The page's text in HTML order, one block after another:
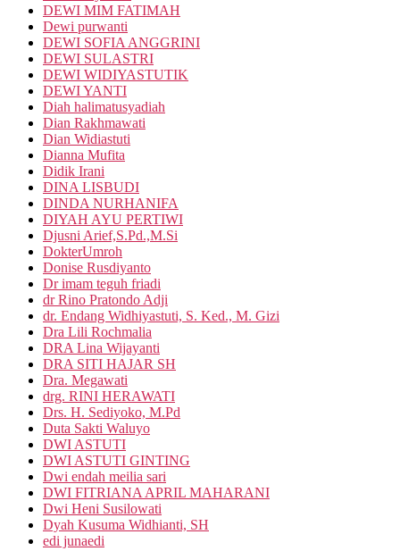
DEWI MIM FATIMAH
Dewi purwanti
DEWI SOFIA ANGGRINI
DEWI SULASTRI
DEWI WIDIYASTUTIK
DEWI YANTI
Diah halimatusyadiah
Dian Rakhmawati
Dian Widiastuti
Dianna Mufita
Didik Irani
DINA LISBUDI
DINDA NURHANIFA
DIYAH AYU PERTIWI
Djusni Arief,S.Pd.,M.Si
DokterUmroh
Donise Rusdiyanto
Dr imam teguh friadi
dr Rino Pratondo Adji
dr. Endang Widhiyastuti, S. Ked., M. Gizi
Dra Lili Rochmalia
DRA Lina Wijayanti
DRA SITI HAJAR SH
Dra. Megawati
drg. RINI HERAWATI
Drs. H. Sediyoko, M.Pd
Duta Sakti Waluyo
DWI ASTUTI
DWI ASTUTI GINTING
Dwi endah meilia sari
DWI FITRIANA APRIL MAHARANI
Dwi Heni Susilowati
Dyah Kusuma Widhianti, SH
edi junaedi